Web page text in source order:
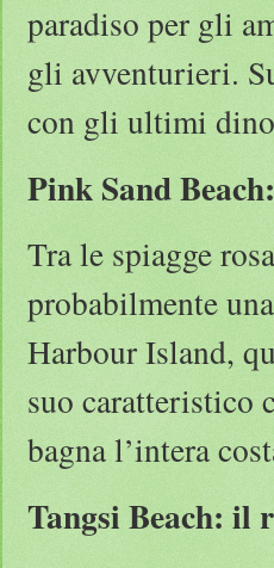
paradiso per gli
gli avventurieri.
con gli ultimi
Pink Sand
Tra le spiagge
probabilmente
Harbour Island,
suo caratteristico
bagna l’intera
Tangsi Beach: il